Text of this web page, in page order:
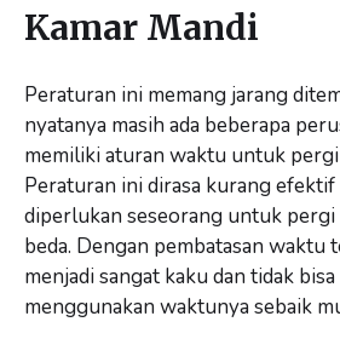
Kamar Mandi
Peraturan ini memang jarang
nyatanya masih ada beberapa
memiliki aturan waktu untuk
Peraturan ini dirasa kurang
diperlukan seseorang untuk
beda. Dengan pembatasan waktu
menjadi sangat kaku dan tidak
menggunakan waktunya sebaik